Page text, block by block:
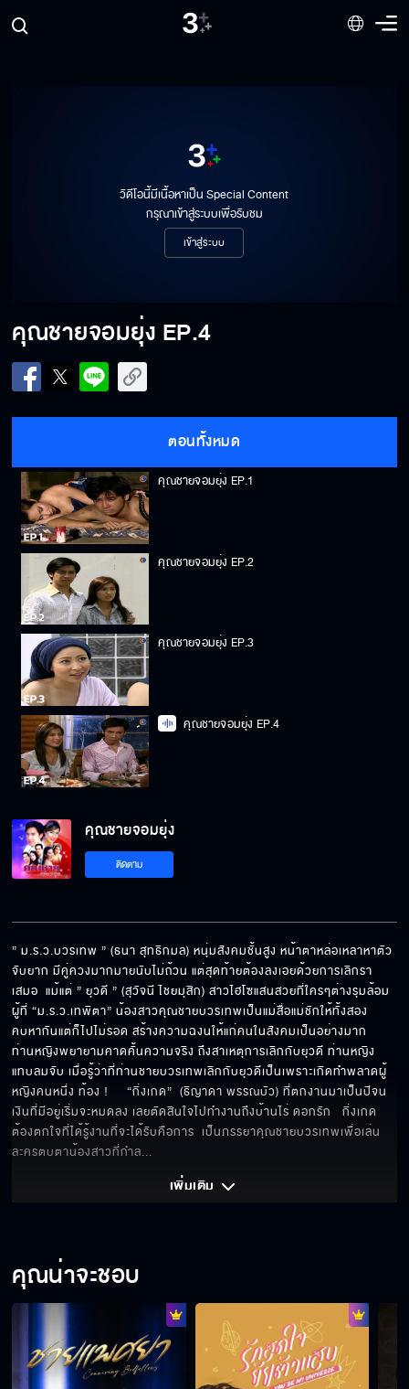
วิดีโอนี้มีเนื้อหาเป็น Special Content
กรุณาเข้าสู่ระบบเพื่อรับชม
เข้าสู่ระบบ
คุณชายจอมยุ่ง EP.4
ตอนทั้งหมด
คุณชายจอมยุ่ง EP.1
คุณชายจอมยุ่ง EP.2
คุณชายจอมยุ่ง EP.3
คุณชายจอมยุ่ง EP.4
คุณชายจอมยุ่ง EP.7
คุณชายจอมยุ่ง EP.8
คุณชายจอมยุ่ง EP.9
คุณชายจอมยุ่ง
ติดตาม
” ม.ร.ว.บวรเทพ ” (ธนา สุทธิกมล) หนุ่มสังคมชั้นสูง หน้าตาหล่อเหลาหาตัว
จับยาก มีคู่ควงมากมายนับไม่ถ้วน แต่สุดท้ายต้องลงเอยด้วยการเลิกรา
เสมอ  แม้แต่ ” ยุวดี ” (สุวัจนี ไชยมุสิก) สาวไฮโซแสนสวยที่ใครๆต่างรุมล้อม
ผู้ที่ “ม.ร.ว.เทพิตา” น้องสาวคุณชายบวรเทพเป็นแม่สื่อแม่ชักให้ทั้งสอง
คบหากันแต่ก็ไปไม่รอด สร้างความฉงนให้แก่คนในสังคมเป็นอย่างมาก
ท่านหญิงพยายามคาดคั้นความจริง ถึงสาเหตุการเลิกกับยุวดี ท่านหญิง
แทบลมจับ เมื่อรู้ว่าที่ท่านชายบวรเทพเลิกกับยุวดีเป็นเพราะเกิดทำพลาดผู้
หญิงคนหนึ่ง ท้อง !     “กิ่งเกด”  (ธิญาดา พรรณบัว) ที่ตกงานมาเป็นปีจน
เงินที่มีอยู่เริ่มจะหมดลง เลยตัดสินใจไปทำงานถึงบ้านไร่ ดอกรัก   กิ่งเกด
ต้องตกใจที่ได้รู้งานที่จะได้รับคือการ  เป็นภรรยาคุณชายบวรเทพเพื่อเล่น
ละครตบตาน้องสาวที่กำล...
เพิ่มเติม
คุณน่าจะชอบ